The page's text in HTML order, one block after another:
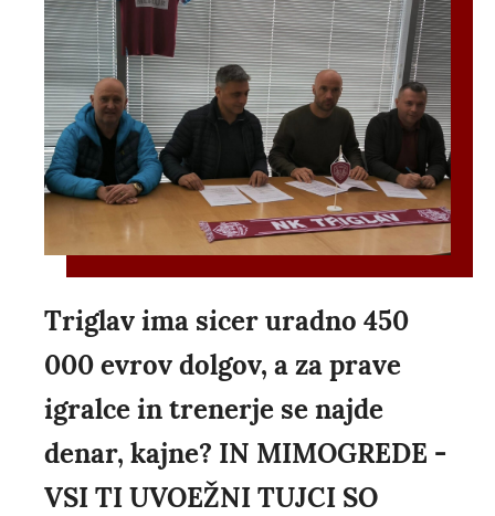
Triglav ima sicer uradno 450
000 evrov dolgov, a za prave
igralce in trenerje se najde
denar, kajne? IN MIMOGREDE -
VSI TI UVOEŽNI TUJCI SO